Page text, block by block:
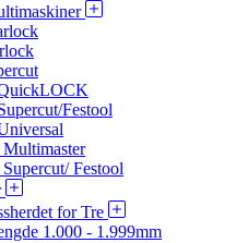
Festool
Festool
for Tre
1.000 - 1.999mm